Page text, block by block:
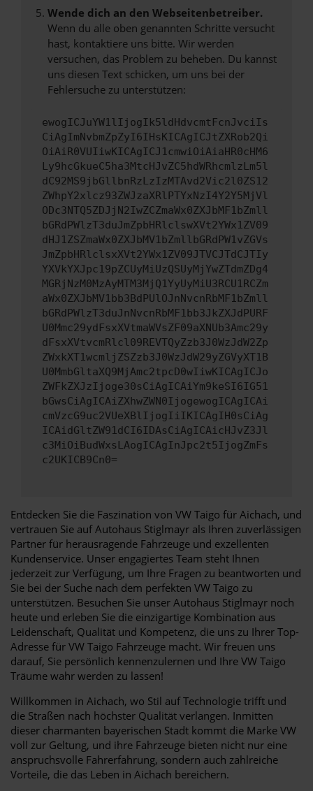
Wende dich an den Webseitenbetreiber.
Wenn du alle oben genannten Schritte versucht
hast, kontaktiere uns bitte. Wir werden
versuchen, das Problem zu beheben. Du kannst
uns diesen Text schicken, um uns bei der
Fehlersuche zu unterstützen:
ewogICJuYW1lIjogIk5ldHdvcmtFcnJvciIs
CiAgImNvbmZpZyI6IHsKICAgICJtZXRob2Qi
OiAiR0VUIiwKICAgICJ1cmwiOiAiaHR0cHM6
Ly9hcGkueC5ha3MtcHJvZC5hdWRhcmlzLm5l
dC92MS9jbGllbnRzLzIzMTAvd2Vic2l0ZS12
ZWhpY2xlcz93ZWJzaXRlPTYxNzI4Y2Y5MjVl
ODc3NTQ5ZDJjN2IwZCZmaWx0ZXJbMF1bZmll
bGRdPWlzT3duJmZpbHRlclswXVt2YWx1ZV09
dHJ1ZSZmaWx0ZXJbMV1bZmllbGRdPW1vZGVs
JmZpbHRlclsxXVt2YWx1ZV09JTVCJTdCJTIy
YXVkYXJpc19pZCUyMiUzQSUyMjYwZTdmZDg4
MGRjNzM0MzAyMTM3MjQ1YyUyMiU3RCU1RCZm
aWx0ZXJbMV1bb3BdPUlOJnNvcnRbMF1bZmll
bGRdPWlzT3duJnNvcnRbMF1bb3JkZXJdPURF
U0Mmc29ydFsxXVtmaWVsZF09aXNUb3Amc29y
dFsxXVtvcmRlcl09REVTQyZzb3J0WzJdW2Zp
ZWxkXT1wcmljZSZzb3J0WzJdW29yZGVyXT1B
U0MmbGltaXQ9MjAmc2tpcD0wIiwKICAgICJo
ZWFkZXJzIjoge30sCiAgICAiYm9keSI6IG51
bGwsCiAgICAiZXhwZWN0IjogewogICAgICAi
cmVzcG9uc2VUeXBlIjogIiIKICAgIH0sCiAg
ICAidGltZW91dCI6IDAsCiAgICAicHJvZ3Jl
c3MiOiBudWxsLAogICAgInJpc2t5IjogZmFs
c2UKICB9Cn0=
Entdecken Sie die Faszination von VW Taigo für Aichach, und
vertrauen Sie auf Autohaus Stiglmayr als Ihren zuverlässigen
Partner für herausragende Fahrzeuge und exzellenten
Kundenservice. Unser engagiertes Team steht Ihnen
jederzeit zur Verfügung, um Ihre Fragen zu beantworten und
Sie bei der Suche nach dem perfekten VW Taigo zu
unterstützen. Besuchen Sie unser Autohaus Stiglmayr noch
heute und erleben Sie die einzigartige Kombination aus
Leidenschaft, Qualität und Kompetenz, die uns zu Ihrer Top-
Adresse für VW Taigo Fahrzeuge macht. Wir freuen uns
darauf, Sie persönlich kennenzulernen und Ihre VW Taigo
Träume wahr werden zu lassen!
Willkommen in Aichach, wo Stil auf Technologie trifft und
die Straßen nach höchster Qualität verlangen. Inmitten
dieser charmanten bayerischen Stadt kommt die Marke VW
voll zur Geltung, und ihre Fahrzeuge bieten nicht nur eine
anspruchsvolle Fahrerfahrung, sondern auch zahlreiche
Vorteile, die das Leben in Aichach bereichern.